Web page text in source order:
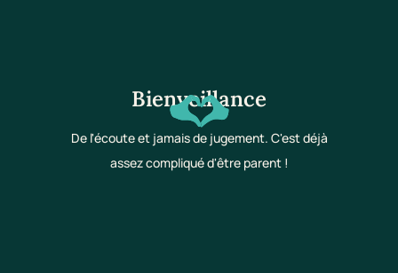
Bienveillance
De l'écoute et jamais de jugement. C'est déjà
assez compliqué d'être parent !